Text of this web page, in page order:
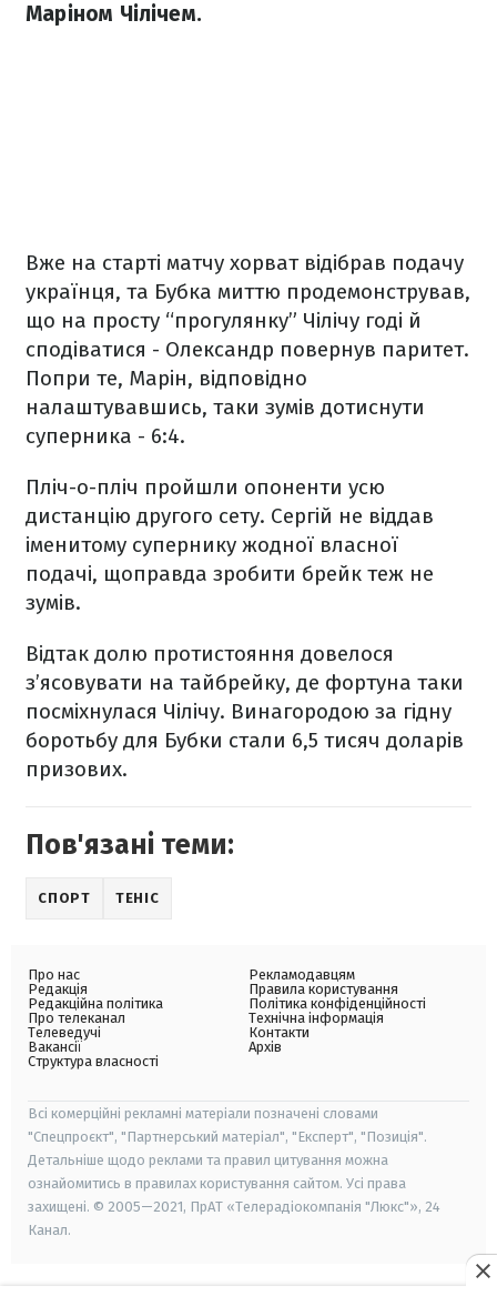
Маріном Чілічем.
Вже на старті матчу хорват відібрав подачу
українця, та Бубка миттю продемонстрував,
що на просту “прогулянку” Чілічу годі й
сподіватися - Олександр повернув паритет.
Попри те, Марін, відповідно
налаштувавшись, таки зумів дотиснути
суперника - 6:4.
Пліч-о-пліч пройшли опоненти усю
дистанцію другого сету. Сергій не віддав
іменитому супернику жодної власної
подачі, щоправда зробити брейк теж не
зумів.
Відтак долю протистояння довелося
з’ясовувати на тайбрейку, де фортуна таки
посміхнулася Чілічу. Винагородою за гідну
боротьбу для Бубки стали 6,5 тисяч доларів
призових.
Пов'язані теми:
СПОРТ ТЕНІС
Про нас
Редакція
Редакційна політика
Про телеканал
Телеведучі
Вакансії
Структура власності
Рекламодавцям
Правила користування
Політика конфіденційності
Технічна інформація
Контакти
Архів
Всі комерційні рекламні матеріали позначені словами
"Спецпроєкт", "Партнерський матеріал", "Експерт", "Позиція".
Детальніше щодо реклами та правил цитування можна
ознайомитись в правилах користування сайтом. Усі права
захищені. © 2005—2021, ПрАТ «Телерадіокомпанія "Люкс"», 24
Канал.